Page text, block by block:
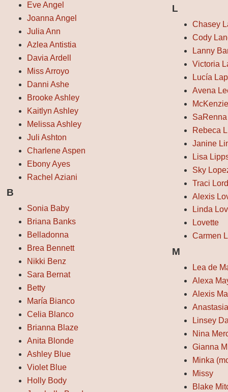
Eve Angel
Joanna Angel
Julia Ann
Azlea Antistia
Davia Ardell
Miss Arroyo
Danni Ashe
Brooke Ashley
Kaitlyn Ashley
Melissa Ashley
Juli Ashton
Charlene Aspen
Ebony Ayes
Rachel Aziani
B
Sonia Baby
Briana Banks
Belladonna
Brea Bennett
Nikki Benz
Sara Bernat
Betty
María Bianco
Celia Blanco
Brianna Blaze
Anita Blonde
Ashley Blue
Violet Blue
Holly Body
L
Chasey
Cody
Lanny
Victoria
Lucía
Avena
Rebeca
Janine
Lisa
Sky
Traci
Alexis
Linda
Lovette
Carmen
M
Lea de
Alexa
Alexis
Linsey
Nina
Gianna
Minka
Missy
Blake